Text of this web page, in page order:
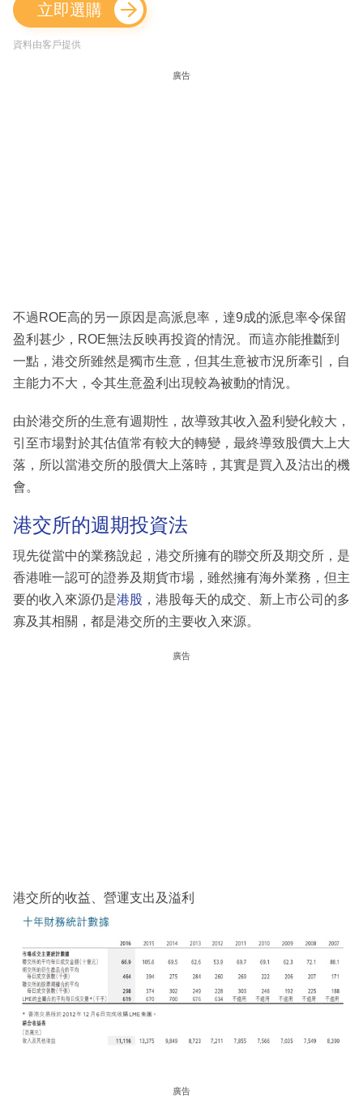
立即選購
資料由客戶提供
廣告
不過ROE高的另一原因是高派息率，達9成的派息率令保留
盈利甚少，ROE無法反映再投資的情況。而這亦能推斷到
一點，港交所雖然是獨市生意，但其生意被市況所牽引，自
主能力不大，令其生意盈利出現較為被動的情況。
由於港交所的生意有週期性，故導致其收入盈利變化較大，
引至市場對於其估值常有較大的轉變，最終導致股價大上大
落，所以當港交所的股價大上落時，其實是買入及沽出的機
會。
港交所的週期投資法
現先從當中的業務說起，港交所擁有的聯交所及期交所，是
香港唯一認可的證券及期貨市場，雖然擁有海外業務，但主
要的收入來源仍是港股 ，港股每天的成交、新上市公司的多
寡及其相關，都是港交所的主要收入來源。
廣告
港交所的收益、營運支出及溢利
廣告